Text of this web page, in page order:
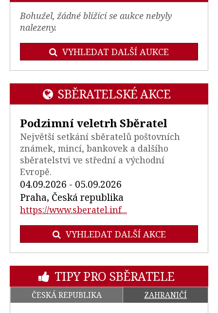
Bohužel, žádné blížící se aukce nebyly
nalezeny.
VYHLEDAT DALŠÍ AUKCE
SBĚRATELSKÉ AKCE
Podzimní veletrh Sběratel
Největší setkání sběratelů poštovních
známek, mincí, bankovek a dalšího
sběratelstvi ve střední a východní
Evropě.
04.09.2026 - 05.09.2026
Praha, Česká republika
https://www.sberatel.inf...
VYHLEDAT DALŠÍ AKCE
TIPY PRO SBĚRATELE
ČESKÁ REPUBLIKA ZAHRANIČÍ